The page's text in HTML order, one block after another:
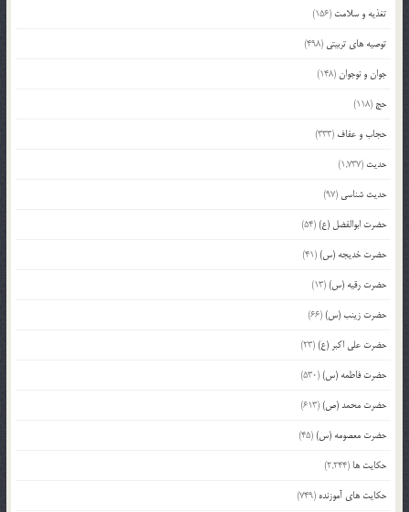
تغذیه و سلامت (156)
توصیه های تربیتی (498)
جوان و نوجوان(148)
حج (118)
حجاب و عفاف (333)
حدیث (1,737)
حدیث شناسی (97)
حضرت ابوالفضل (ع)(54)
حضرت خدیجه (س)(41)
حضرت رقیه (س)(13)
حضرت زینب (س)(66)
حضرت علی اکبر (ع)(23)
حضرت فاطمه (س)(530)
حضرت محمد (ص)(613)
حضرت معصومه (س)(45)
حکایت ها (2,244)
حکایت های آموزنده (749)